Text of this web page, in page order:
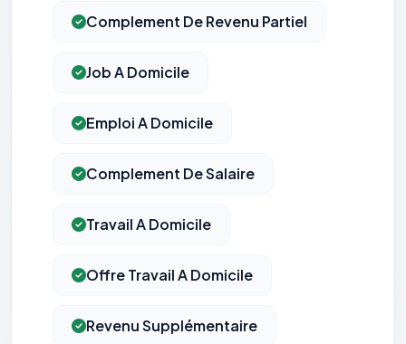
Complement De Revenu Partiel
Job A Domicile
Emploi A Domicile
Complement De Salaire
Travail A Domicile
Offre Travail A Domicile
Revenu Supplémentaire